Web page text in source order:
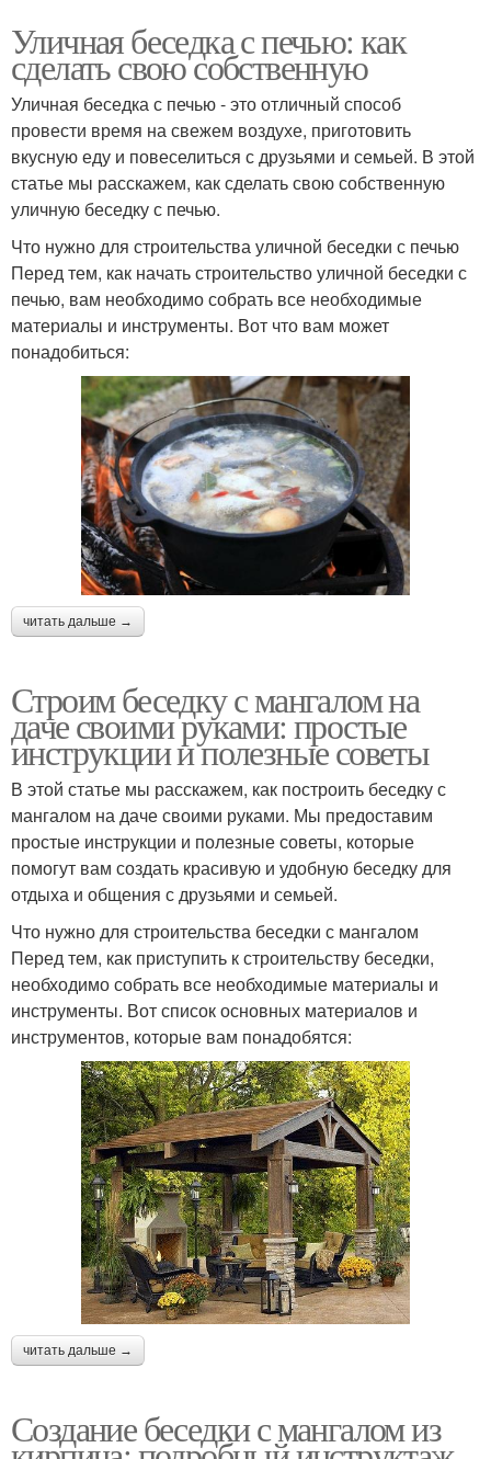
Уличная беседка с печью: как
сделать свою собственную
Уличная беседка с печью - это отличный способ
провести время на свежем воздухе, приготовить
вкусную еду и повеселиться с друзьями и семьей. В этой
статье мы расскажем, как сделать свою собственную
уличную беседку с печью.
Что нужно для строительства уличной беседки с печью
Перед тем, как начать строительство уличной беседки с
печью, вам необходимо собрать все необходимые
материалы и инструменты. Вот что вам может
понадобиться:
читать дальше →
Строим беседку с мангалом на
даче своими руками: простые
инструкции и полезные советы
В этой статье мы расскажем, как построить беседку с
мангалом на даче своими руками. Мы предоставим
простые инструкции и полезные советы, которые
помогут вам создать красивую и удобную беседку для
отдыха и общения с друзьями и семьей.
Что нужно для строительства беседки с мангалом
Перед тем, как приступить к строительству беседки,
необходимо собрать все необходимые материалы и
инструменты. Вот список основных материалов и
инструментов, которые вам понадобятся:
читать дальше →
Создание беседки с мангалом из